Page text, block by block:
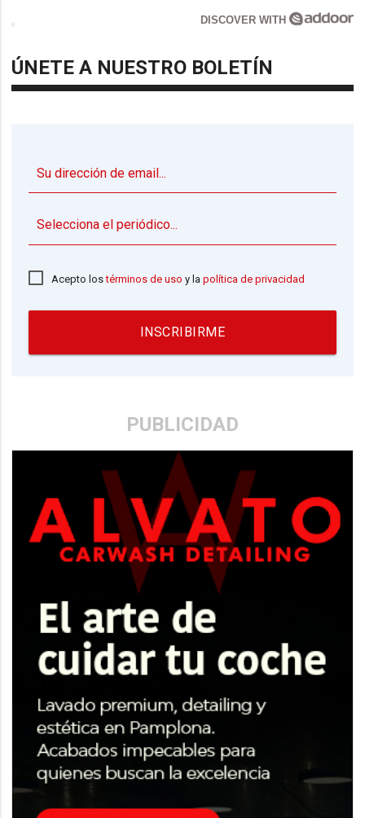
DISCOVER WITH
ÚNETE A NUESTRO BOLETÍN
Acepto lostérminos de uso y lapolítica de privacidad
INSCRIBIRME
PUBLICIDAD